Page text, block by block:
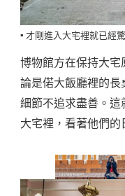
▪️ 才剛進入大宅裡就已經
博物館方在保持大宅
論是偌大飯廳裡的長
細節不追求盡善。這
大宅裡，看著他們的